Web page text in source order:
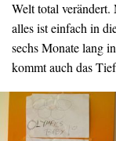
Welt total
alles ist einfach in
sechs Monate lang
kommt auch das